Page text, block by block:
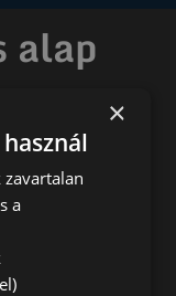
alap
×
a